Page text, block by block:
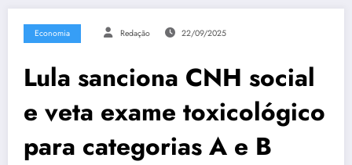
Economia Redação 22/09/2025
Lula sanciona CNH social
e veta exame toxicológico
para categorias A e B